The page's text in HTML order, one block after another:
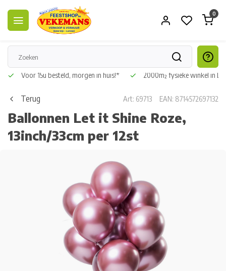
0
Voor 15u besteld, morgen in huis!* 2000m² fysieke winkel in
Terug Art: 69713 EAN: 8714572697132
Ballonnen Let it Shine Roze,
13inch/33cm per 12st